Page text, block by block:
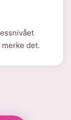
det.